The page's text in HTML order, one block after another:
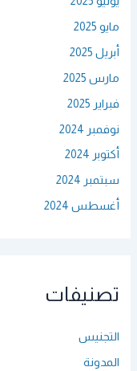
مايو 2025
أبريل 2025
مارس 2025
فبراير 2025
نوفمبر 2024
أكتوبر 2024
سبتمبر 2024
أغسطس 2024
تصنيفات
التجنيس
المدونة